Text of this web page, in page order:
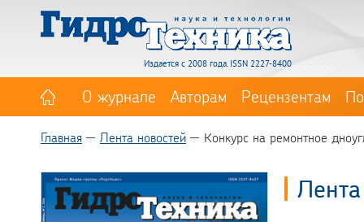
Издается с 2008 года. ISSN 2227-8400
О журнале Авторам Рецензентам
Главная Лента новостей Конкурс на ремонтное